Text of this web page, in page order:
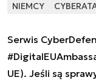
NIEMCY
Serwis
UE). Jeśli są